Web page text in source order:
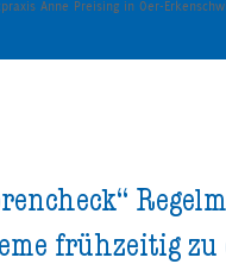
frühzeitig zu